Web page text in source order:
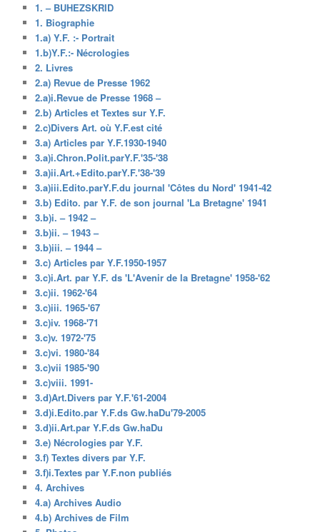
1. – BUHEZSKRID
1. Biographie
1.a) Y.F. :- Portrait
1.b)Y.F.:- Nécrologies
2. Livres
2.a) Revue de Presse 1962
2.a)i.Revue de Presse 1968 –
2.b) Articles et Textes sur Y.F.
2.c)Divers Art. où Y.F.est cité
3.a) Articles par Y.F.1930-1940
3.a)i.Chron.Polit.parY.F.'35-'38
3.a)ii.Art.+Edito.parY.F.'38-'39
3.a)iii.Edito.parY.F.du journal 'Côtes du Nord' 1941-42
3.b) Edito. par Y.F. de son journal 'La Bretagne' 1941
3.b)i. – 1942 –
3.b)ii. – 1943 –
3.b)iii. – 1944 –
3.c) Articles par Y.F.1950-1957
3.c)i.Art. par Y.F. ds 'L'Avenir de la Bretagne' 1958-'62
3.c)ii. 1962-'64
3.c)iii. 1965-'67
3.c)iv. 1968-'71
3.c)v. 1972-'75
3.c)vi. 1980-'84
3.c)vii 1985-'90
3.c)viii. 1991-
3.d)Art.Divers par Y.F.'61-2004
3.d)i.Edito.par Y.F.ds Gw.haDu'79-2005
3.d)ii.Art.par Y.F.ds Gw.haDu
3.e) Nécrologies par Y.F.
3.f) Textes divers par Y.F.
3.f)i.Textes par Y.F.non publiés
4. Archives
4.a) Archives Audio
4.b) Archives de Film